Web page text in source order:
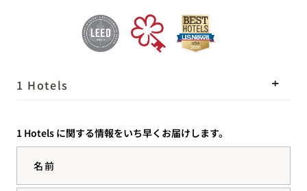
1 Hotels
私たちのストーリー
サステナビリティ
採用情報
1 Hotels に関する情報をいち早くお届けします。